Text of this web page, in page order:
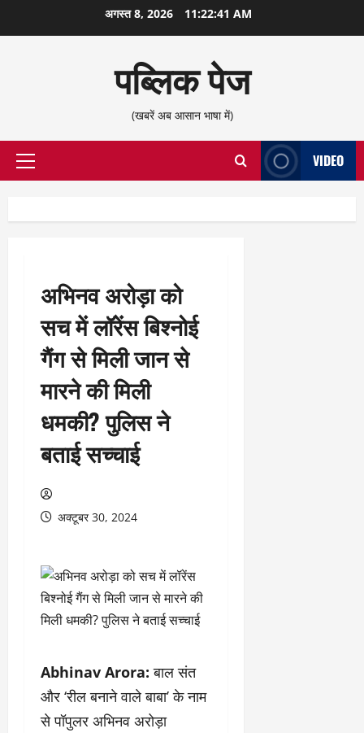
सामग्री
अगस्त 8, 2026 11:22:42 AM
पब्लिक पेज
(खबरें अब आसान भाषा में)
प्राथमिक
VIDEO
अभिनव अरोड़ा को
सच में लॉरेंस बिश्नोई
गैंग से मिली जान से
मारने की मिली
धमकी? पुलिस ने
बताई सच्चाई
अक्टूबर 30, 2024
Abhinav Arora: बाल संत
और ‘रील बनाने वाले बाबा’ के नाम
से पॉपुलर अभिनव अरोड़ा